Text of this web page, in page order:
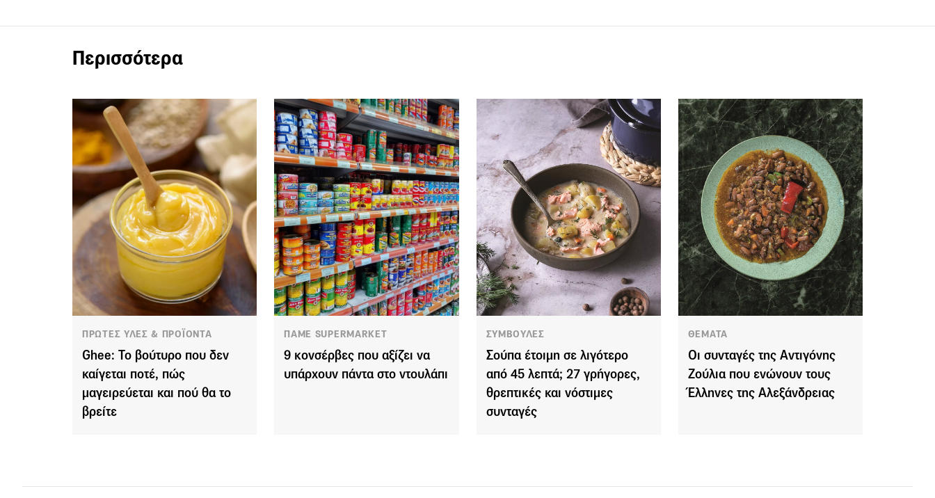
Περισσότερα
ΠΡΩΤΕΣ ΥΛΕΣ & ΠΡΟΪΟΝΤΑ
Ghee: Το βούτυρο που δεν
καίγεται ποτέ, πώς
μαγειρεύεται και πού θα το
βρείτε
ΠΑΜΕ SUPERMARKET
9 κονσέρβες που αξίζει να
υπάρχουν πάντα στο ντουλάπι
ΣΥΜΒΟΥΛΕΣ
Σούπα έτοιμη σε λιγότερο
από 45 λεπτά; 27 γρήγορες,
θρεπτικές και νόστιμες
συνταγές
ΘΕΜΑΤΑ
Οι συνταγές της Αντιγόνης
Ζούλια που ενώνουν τους
Έλληνες της Αλεξάνδρειας